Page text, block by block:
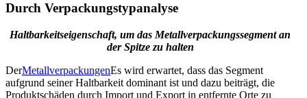
Durch Verpackungstypanalyse
Haltbarkeitseigenschaft, um das Metallverpackungssegment an
der Spitze zu halten
DerMetallverpackungenEs wird erwartet, dass das Segment
aufgrund seiner Haltbarkeit dominant ist und dazu beiträgt, die
Produktschäden durch Import und Export in entfernte Orte zu